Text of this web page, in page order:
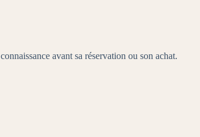
avant sa réservation ou son achat.